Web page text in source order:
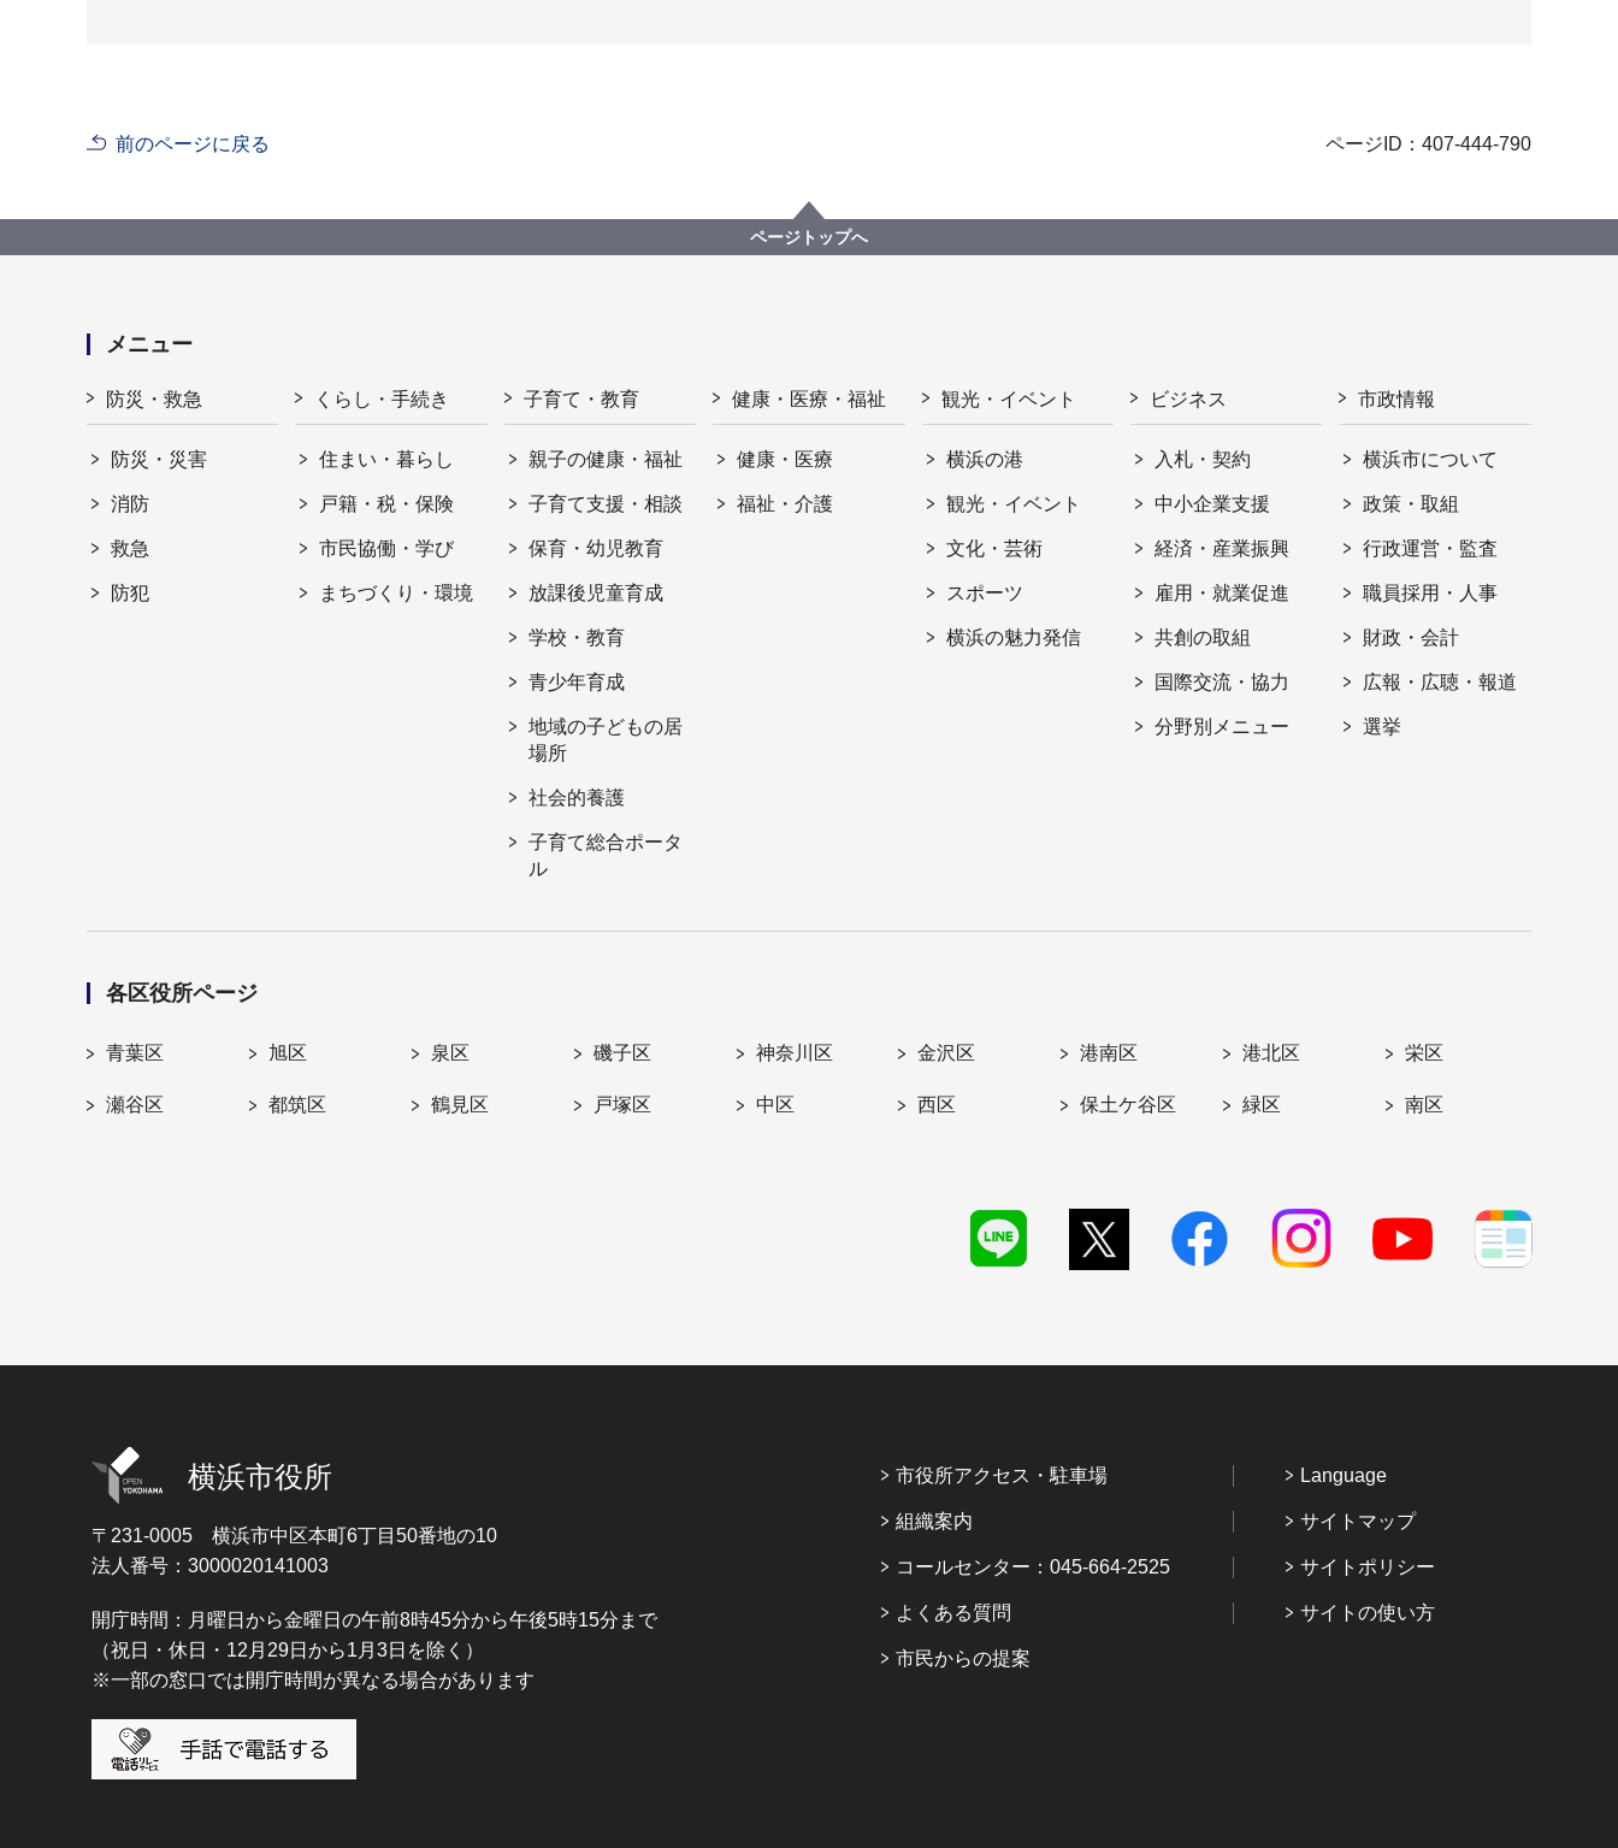
前のページに戻る ページID：407-444-790
ページトップへ
メニュー
防災・救急
防災・災害
消防
救急
防犯
くらし・手続き
住まい・暮らし
戸籍・税・保険
市民協働・学び
まちづくり・環境
子育て・教育
親子の健康・福祉
子育て支援・相談
保育・幼児教育
放課後児童育成
学校・教育
青少年育成
地域の子どもの居
場所
社会的養護
子育て総合ポータ
ル
健康・医療・福祉
健康・医療
福祉・介護
観光・イベント
横浜の港
観光・イベント
文化・芸術
スポーツ
横浜の魅力発信
ビジネス
入札・契約
中小企業支援
経済・産業振興
雇用・就業促進
共創の取組
国際交流・協力
分野別メニュー
市政情報
横浜市について
政策・取組
行政運営・監査
職員採用・人事
財政・会計
広報・広聴・報道
選挙
各区役所ページ
青葉区 旭区 泉区 磯子区 神奈川区 金沢区 港南区 港北区 栄区
瀬谷区 都筑区 鶴見区 戸塚区 中区 西区 保土ケ谷区 緑区 南区
横浜市役所
〒231-0005 横浜市中区本町6丁目50番地の10
法人番号：3000020141003
開庁時間：月曜日から金曜日の午前8時45分から午後5時15分まで
（祝日・休日・12月29日から1月3日を除く）
※一部の窓口では開庁時間が異なる場合があります
市役所アクセス・駐車場
組織案内
コールセンター：045-664-2525
よくある質問
市民からの提案
Language
サイトマップ
サイトポリシー
サイトの使い方